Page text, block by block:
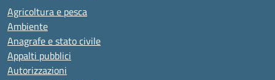
Agricoltura e pesca
Ambiente
Anagrafe e stato civile
Appalti pubblici
Autorizzazioni